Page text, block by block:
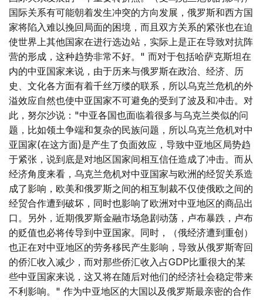
国际关系有可能朝着发生冲突的方向发展，俄罗斯和西方国
家将陷入难以挽回局面的困境，而且双方关系的紧张也在迫
使世界上其他国家在进行选边站，实际上是正在导致对抗阵
营的形成，这种趋势非常不好。" 而对于包括哈萨克斯坦在
内的中亚国家来说，由于历来与俄罗斯在政治、经济、历
史、文化各方面有着千丝万缕的联系，所以乌克兰危机的外
溢效应自然也使中亚国家不可避免的受到了波及和冲击。对
此，努尔沙说："中亚各国也面临着很多与乌克兰类似的问
题，比如领土争端和复杂的民族问题，所以乌克兰危机对中
亚国家(在这方面)是产生了负面效应，导致中亚地区局势趋
于紧张，说到底是对地区国家间相互信任造成了冲击。而从
经济角度来看，乌克兰危机对中亚国家与欧洲的经贸关系造
成了影响，欧美和俄罗斯之间的相互制裁不仅使俄欧之间的
经贸合作遭到破坏，同时也影响了欧洲对中亚地区的商品出
口。另外，近期俄罗斯金融市场急剧动荡，卢布暴跌，卢布
的贬值也必将传导到中亚国家。同时，（俄经济遭到重创）
也正在对中亚地区的劳务移民产生影响，导致从俄罗斯寄回
的侨汇收入减少，而对那些侨汇收入占GDP比重很大的某
些中亚国家来说，这又将在随后对他们的经济社会稳定带来
不利影响。" 作为中亚地区的大国以及俄罗斯最亲密的合作